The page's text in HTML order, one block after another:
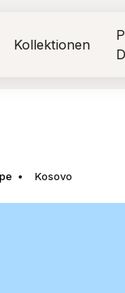
Kollektionen
Kosovo